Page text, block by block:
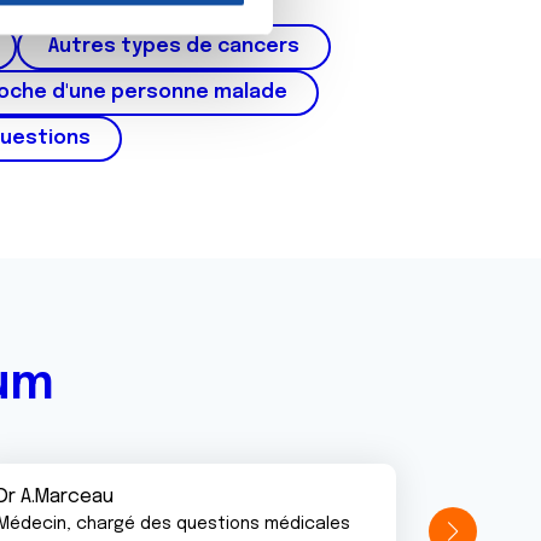
informations que
Autres types de cancers
d'une personne malade
Dr A.Marceau
Médecin, chargé des questions médicales